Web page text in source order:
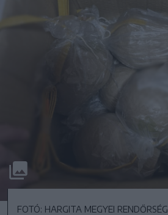
FOTÓ: HARGITA MEGYEI RENDŐRSÉG